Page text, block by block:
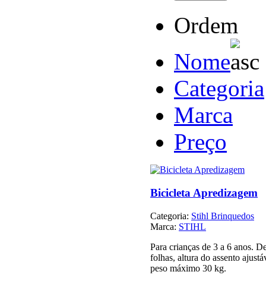
Ordem
Nome
Categoria
Marca
Preço
Bicicleta Apredizagem
Categoria: Stihl Brinquedos
Marca: STIHL
Para crianças de 3 a 6 anos.
folhas, altura do assento
peso máximo 30 kg.